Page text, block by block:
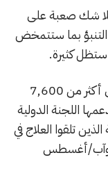
بلا شك صعبة على
بما ستتمخض
ستظل كثيرة.
فمنذ الأول من آب/أغسطس الجاري، تلقى أكثر من 7,600
اللجنة الدولية
تلقوا العلاج في
وآب/أغسطس